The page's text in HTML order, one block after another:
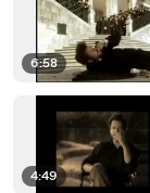
6:58
4:49